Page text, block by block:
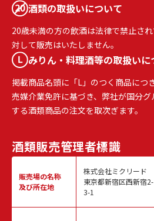
酒類の取扱いについて
20歳未満の方の飲酒は法律で禁止さ
対して販売はいたしません。
みりん・料理酒等の取扱いに
掲載商品名頭に「L」のつく商品につ
売媒介業免許に基づき、弊社が国分
する酒類商品の注文を取次ぎます。
酒類販売管理者標識
販売場の名称
及び所在地
株式会社ミクリード
東京都新宿区西新宿2-
3-1